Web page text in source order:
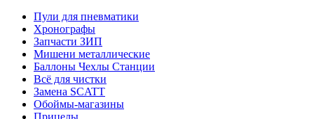
Пули для пневматики
Хронографы
Запчасти ЗИП
Мишени металлические
Баллоны Чехлы Станции
Всё для чистки
Замена SCATT
Обоймы-магазины